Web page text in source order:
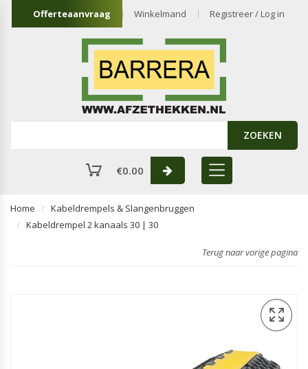
Offerteaanvraag Winkelmand Registreer / Log in
ZOEKEN
€0.00
Home
Kabeldrempels & Slangenbruggen
Kabeldrempel 2 kanaals 30 | 30
Terug naar vorige pagina